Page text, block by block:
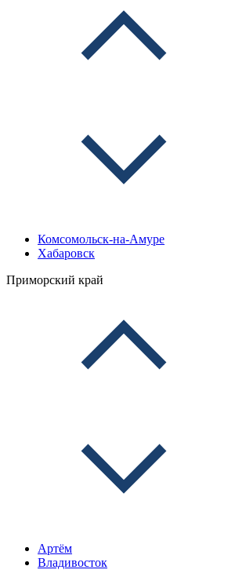
Комсомольск-на-Амуре
Хабаровск
Приморский край
Артём
Владивосток